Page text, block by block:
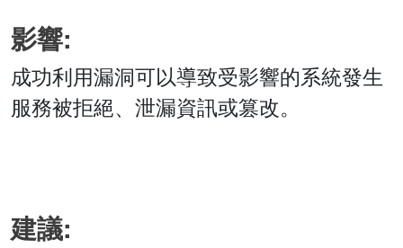
影響:
成功利用漏洞可以導致受影響的系統發生
服務被拒絕、泄漏資訊或篡改。
建議: